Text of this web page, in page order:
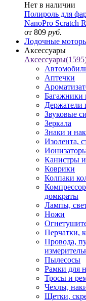
Нет в наличии
Полироль для
NanoPro Scratch
от 809 руб.
Лодочные
Аксессуары
Аксессуары
Аптечки
Багажники
Держатели
Звуковые
Зеркала
Знаки и
Изолента,
Канистры
Коврики
Колпаки
домкраты
Лампы,
Ножи
Перчатки,
Провода,
Пылесосы
Рамки для
Тросы и
Чехлы,
Щетки,